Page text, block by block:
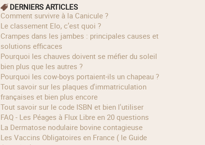
DERNIERS ARTICLES
Comment survivre à la Canicule ?
Le classement Elo, c’est quoi ?
Crampes dans les jambes : principales causes et
solutions efficaces
Pourquoi les chauves doivent se méfier du soleil
bien plus que les autres ?
Pourquoi les cow‑boys portaient‑ils un chapeau ?
Tout savoir sur les plaques d'immatriculation
françaises et bien plus encore
Tout savoir sur le code ISBN et bien l'utiliser
FAQ - Les Péages à Flux Libre en 20 questions
La Dermatose nodulaire bovine contagieuse
Les Vaccins Obligatoires en France ( le Guide